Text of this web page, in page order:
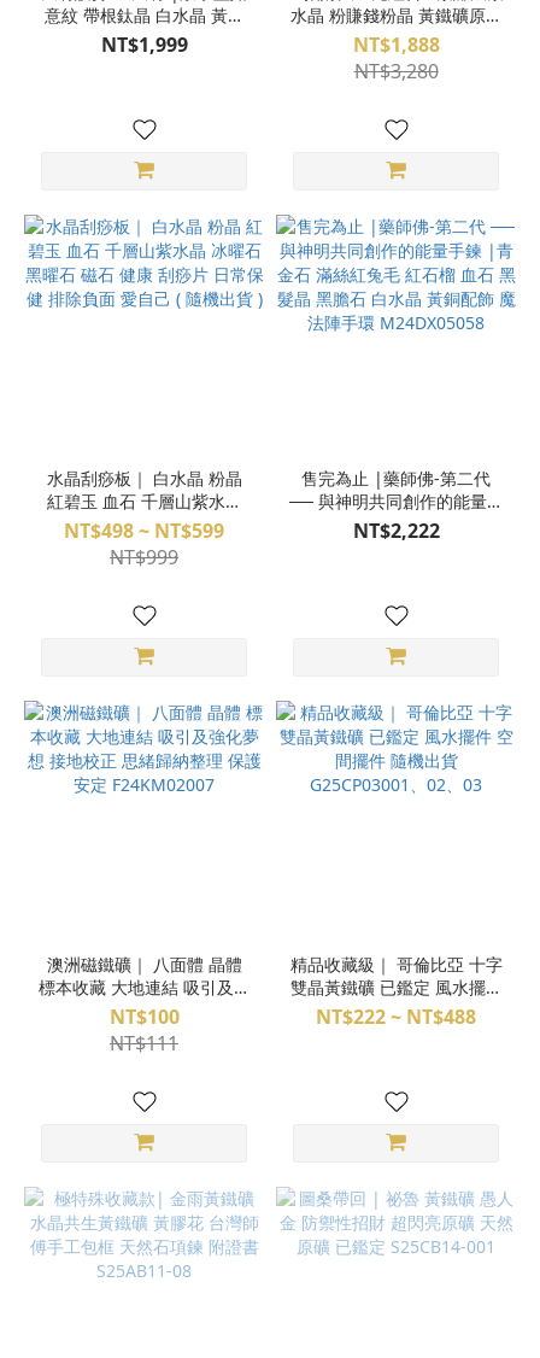
意紋 帶根鈦晶 白水晶 黃銅
光明能量 守護 超旺 魔法陣
手環 水晶手環 M24DX05054
NT$1,999
水晶 粉賺錢粉晶 黃鐵礦原礦
三件組合 F24KM03014
NT$1,888
NT$3,280
水晶刮痧板｜ 白水晶 粉晶
紅碧玉 血石 千層山紫水晶
冰曜石 黑曜石 磁石 健康 刮
痧片 日常保健 排除負面 愛
自己 ( 隨機出貨 )
NT$498 ~ NT$599
NT$999
售完為止 |藥師佛-第二代
── 與神明共同創作的能量手
鍊 |青金石 滿絲紅兔毛 紅石
榴 血石 黑髮晶 黑膽石 白水
NT$2,222
澳洲磁鐵礦｜ 八面體 晶體
標本收藏 大地連結 吸引及強
化夢想 接地校正 思緒歸納整
理 保護安定 F24KM02007
NT$100
NT$111
精品收藏級｜ 哥倫比亞 十字
雙晶黃鐵礦 已鑑定 風水擺件
空間擺件 隨機出貨
G25CP03001、02、03
NT$222 ~ NT$488